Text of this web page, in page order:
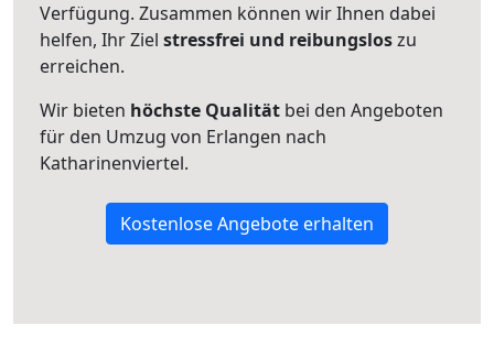
Verfügung. Zusammen können wir Ihnen dabei
helfen, Ihr Ziel stressfrei und reibungsloszu
erreichen.
Wir bieten höchste Qualität bei den Angeboten
für den Umzug von Erlangen nach
Katharinenviertel.
Kostenlose Angebote erhalten